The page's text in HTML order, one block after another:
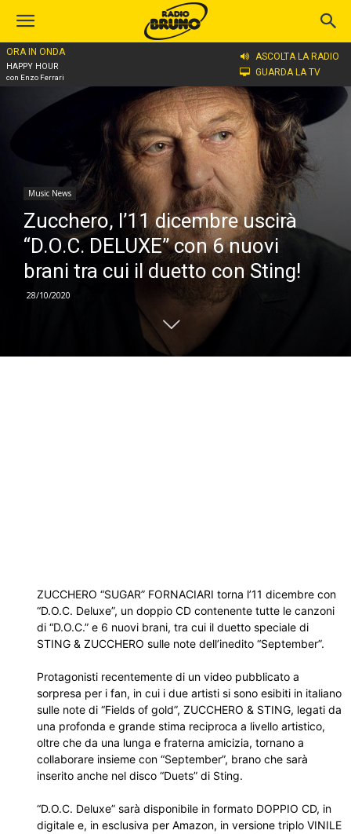
ORA IN ONDA
HAPPY HOUR
con Enzo Ferrari
ASCOLTA LA RADIO
GUARDA LA TV
Home
Music News
Zucchero, l’11 dicembre uscirà
“D.O.C. DELUXE” con 6 nuovi
brani tra cui il duetto con Sting!
28/10/2020
ZUCCHERO “SUGAR” FORNACIARI torna l’11 dicembre con
“D.O.C. Deluxe”, un doppio CD contenente tutte le canzoni
di “D.O.C.” e 6 nuovi brani, tra cui il duetto speciale di
STING & ZUCCHERO sulle note dell’inedito “September”.
Protagonisti recentemente di un video pubblicato a
sorpresa per i fan, in cui i due artisti si sono esibiti in italiano
sulle note di “Fields of gold”, ZUCCHERO & STING, legati da
una profonda e grande stima reciproca a livello artistico,
oltre che da una lunga e fraterna amicizia, tornano a
collaborare insieme con “September”, brano che sarà
inserito anche nel disco “Duets” di Sting.
“D.O.C. Deluxe” sarà disponibile in formato DOPPIO CD, in
digitale e, in esclusiva per Amazon, in versione triplo VINILE